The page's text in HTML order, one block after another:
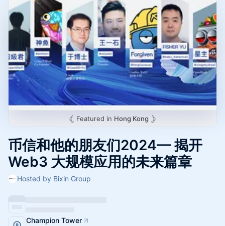
Featured in Hong Kong
币信和他的朋友们2024— 揭开
Web3 大规模应用的未来篇章
Hosted by Bixin Group
Champion Tower